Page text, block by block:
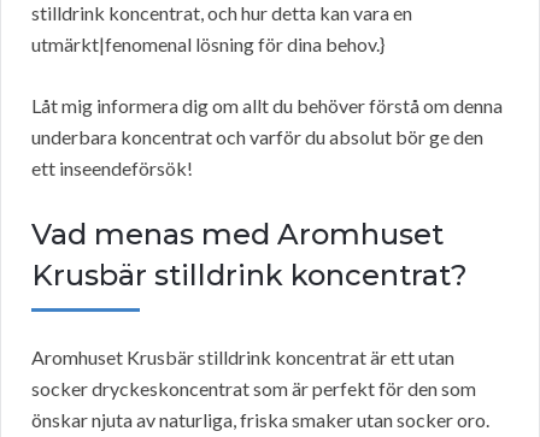
stilldrink koncentrat, och hur detta kan vara en
utmärkt|fenomenal lösning för dina behov.}
Låt mig informera dig om allt du behöver förstå om denna
underbara koncentrat och varför du absolut bör ge den
ett inseendeförsök!
Vad menas med Aromhuset
Krusbär stilldrink koncentrat?
Aromhuset Krusbär stilldrink koncentrat är ett utan
socker dryckeskoncentrat som är perfekt för den som
önskar njuta av naturliga, friska smaker utan socker oro.